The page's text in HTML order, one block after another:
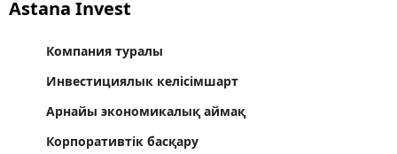
Astana Invest
Компания туралы
Инвестициялык келісімшарт
Арнайы экономикалық аймақ
Корпоративтік басқару